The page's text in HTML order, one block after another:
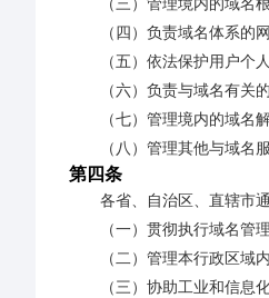
（三）管理境内的域名
（四）负责域名体系的
（五）依法保护用户个
（六）负责与域名有关
（七）管理境内的域名
（八）管理其他与域名
第四条
各省、自治区、直辖市
（一）贯彻执行域名管
（二）管理本行政区域
（三）协助工业和信息